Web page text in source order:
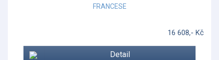
FRANCESE
16 608,- Kč
Detail